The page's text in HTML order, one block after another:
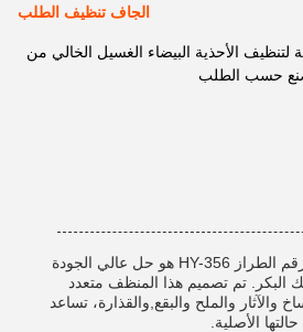
الجاف تنظيف الطلب
لتنظيف الأحذية البيضاء الغسيل الخالي من
حسب الطلب
منتج منظف الأحذية مع رقم الطراز HY-356 هو حل عالي الجودة
تم تصميم هذا المنظف متعدد
والآثار والملح والبقع,والقذارة، تساعد
الأصلية.